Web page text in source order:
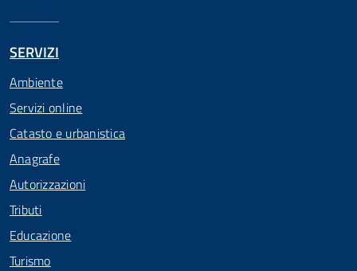
SERVIZI
Ambiente
Servizi online
Catasto e urbanistica
Anagrafe
Autorizzazioni
Tributi
Educazione
Turismo